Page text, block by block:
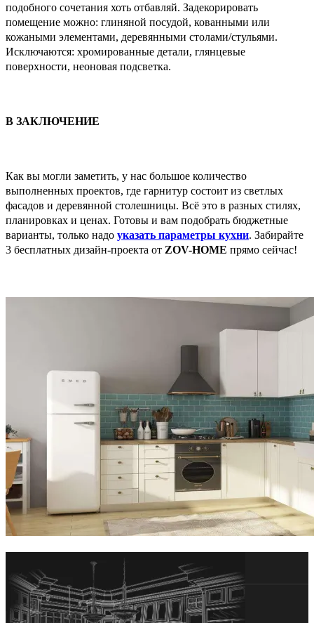
подобного сочетания хоть отбавляй. Задекорировать
помещение можно: глиняной посудой, кованными или
кожаными элементами, деревянными столами/стульями.
Исключаются: хромированные детали, глянцевые
поверхности, неоновая подсветка.
В ЗАКЛЮЧЕНИЕ
Как вы могли заметить, у нас большое количество
выполненных проектов, где гарнитур состоит из светлых
фасадов и деревянной столешницы. Всё это в разных стилях,
планировках и ценах. Готовы и вам подобрать бюджетные
варианты, только надо указать параметры кухни. Забирайте
3 бесплатных дизайн-проекта от ZOV-HOME прямо сейчас!